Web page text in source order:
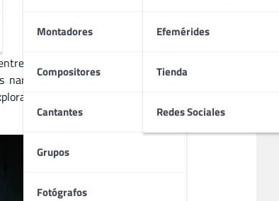
Montadores
Compositores
Cantantes
Grupos
Fotógrafos
Efemérides
Tienda
Redes Sociales
explora una historia distinta, desde casas
inesperados y su elenco recurrente
los miedos más profundos del ser humano.